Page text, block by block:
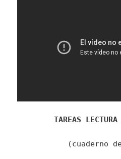
TAREAS
(cuaderno